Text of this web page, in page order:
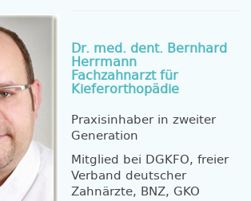
Dr. med. dent. Bernhard
Herrmann
Fachzahnarzt für
Kieferorthopädie
Praxisinhaber in zweiter
Generation
Mitglied bei DGKFO, freier
Verband deutscher
Zahnärzte, BNZ, GKO